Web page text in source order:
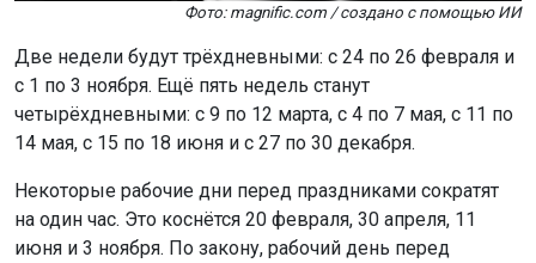
Фото: magnific.com / создано с помощью ИИ
Две недели будут трёхдневными: с 24 по 26 февраля и
с 1 по 3 ноября. Ещё пять недель станут
четырёхдневными: с 9 по 12 марта, с 4 по 7 мая, с 11 по
14 мая, с 15 по 18 июня и с 27 по 30 декабря.
Некоторые рабочие дни перед праздниками сократят
на один час. Это коснётся 20 февраля, 30 апреля, 11
июня и 3 ноября. По закону, рабочий день перед